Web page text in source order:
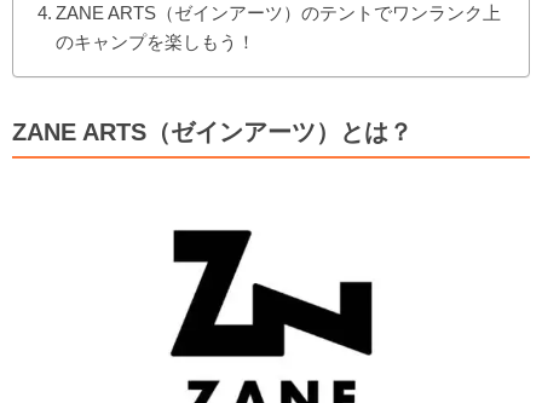
ZANE ARTS（ゼインアーツ）のテントでワンランク上
のキャンプを楽しもう！
ZANE ARTS（ゼインアーツ）とは？